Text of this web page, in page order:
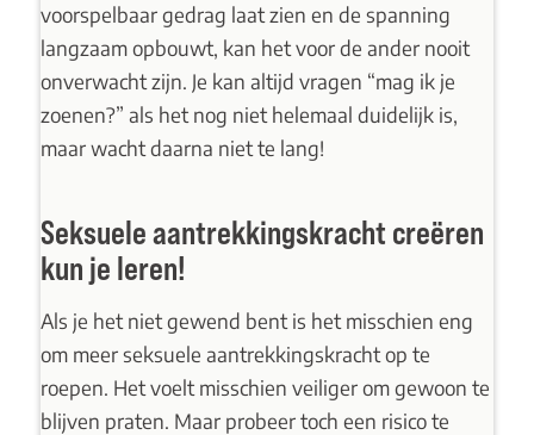
voorspelbaar gedrag laat zien en de spanning
langzaam opbouwt, kan het voor de ander nooit
onverwacht zijn. Je kan altijd vragen “mag ik je
zoenen?” als het nog niet helemaal duidelijk is,
maar wacht daarna niet te lang!
Seksuele aantrekkingskracht creëren
kun je leren!
Als je het niet gewend bent is het misschien eng
om meer seksuele aantrekkingskracht op te
roepen. Het voelt misschien veiliger om gewoon te
blijven praten. Maar probeer toch een risico te